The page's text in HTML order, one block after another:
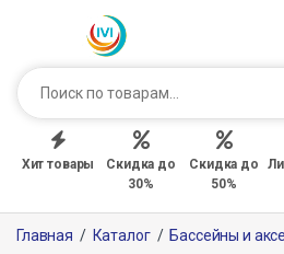
Хит товары
Скидка до
30%
Скидка до
50%
Главная / Каталог / Бассейны и